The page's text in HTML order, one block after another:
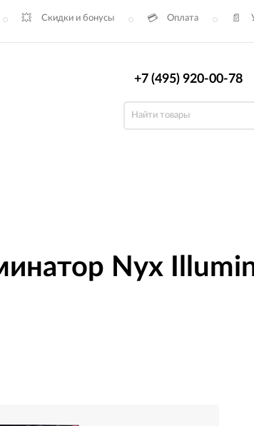
Скидки и бонусы Оплата
+7 (495) 920-00-78
Nyx